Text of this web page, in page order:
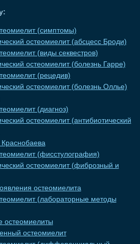
(симптомы)
остеомиелит (абсцесс Броди)
(виды секвестров)
остеомиелит (болезнь Гарре)
(рецедив)
остеомиелит (болезнь Оллье)
(диагноз)
остеомиелит (антибиотический
(фисстулография)
остеомиелит (фиброзный и
остеомиелита
(лабораторные методы
остеомиелиты
остеомиелит